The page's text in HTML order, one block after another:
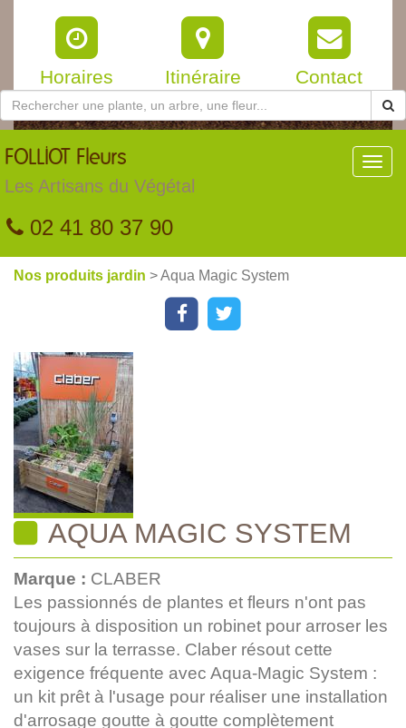
Horaires Itinéraire Contact
FOLLIOT Fleurs
Les Artisans du Végétal
02 41 80 37 90
Nos produits jardin > Aqua Magic System
AQUA MAGIC SYSTEM
Marque : CLABER
Les passionnés de plantes et fleurs n'ont pas
toujours à disposition un robinet pour arroser les
vases sur la terrasse. Claber résout cette
exigence fréquente avec Aqua-Magic System :
un kit prêt à l'usage pour réaliser une installation
d'arrosage goutte à goutte complètement